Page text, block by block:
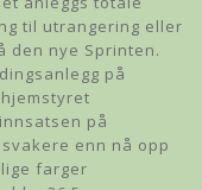
til utrangering eller
den nye Sprinten.
på
på
enn nå opp
farger